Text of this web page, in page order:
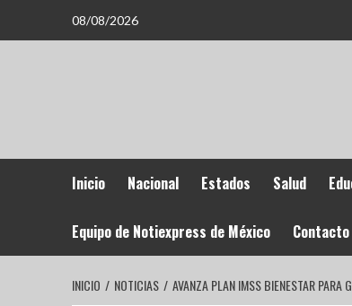
08/08/2026
Inicio Nacional Estados Salud
Equipo de Notiexpress de México Contacto
INICIO NOTICIAS AVANZA PLAN IMSS BIENESTAR PARA